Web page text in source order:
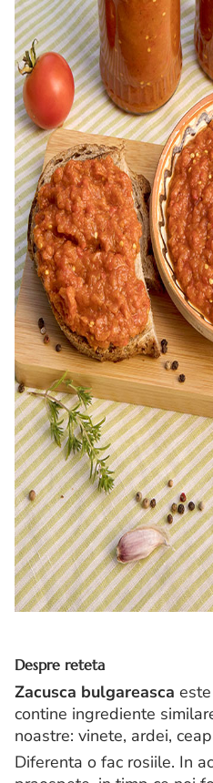
Despre reteta
Zacusca bulgareasca
contine ingrediente
noastre: vinete, ardei,
Diferenta o fac rosiile. In